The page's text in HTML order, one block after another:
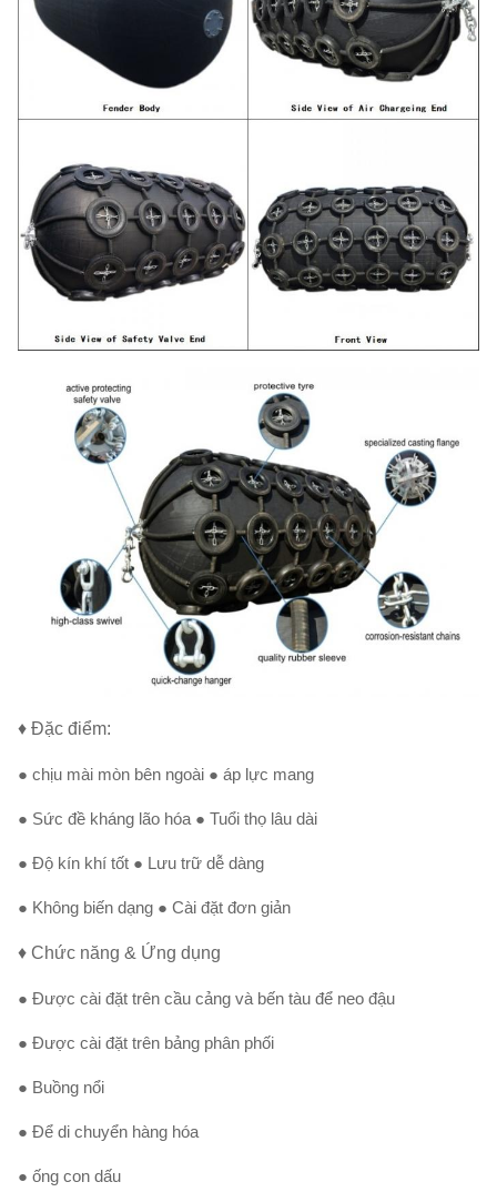
♦ Đặc điểm:
● chịu mài mòn bên ngoài ● áp lực mang
● Sức đề kháng lão hóa ● Tuổi thọ lâu dài
● Độ kín khí tốt ● Lưu trữ dễ dàng
● Không biến dạng ● Cài đặt đơn giản
♦ Chức năng & Ứng dụng
● Được cài đặt trên cầu cảng và bến tàu để neo đậu
● Được cài đặt trên bảng phân phối
● Buồng nổi
● Để di chuyển hàng hóa
● ống con dấu